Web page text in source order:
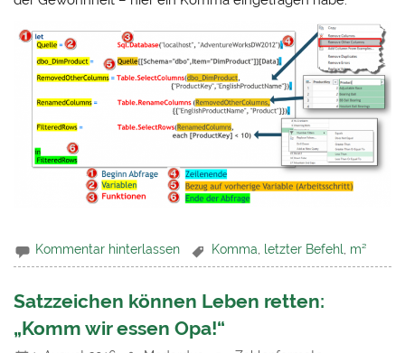
Kommentar hinterlassen Komma, letzter Befehl, m²
Satzzeichen können Leben retten:
„Komm wir essen Opa!“